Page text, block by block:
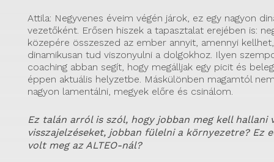
Attila: Negyvenes éveim végén járok, ez egy nagyon
vezetőként. Erősen hiszek a tapasztalat erejében is:
közepére összeszed az ember annyit, amennyi
dinamikusan tud viszonyulni a dolgokhoz. Ilyen
coaching abban segít, hogy megálljak egy picit és
éppen aktuális helyzetbe. Máskülönben magamtól
nagyon lamentálni, megyek előre és csinálom.
Ez talán arról is szól, hogy jobban meg kell hallani
visszajelzéseket, jobban fülelni a környezetre? Ez
volt meg az ALTEO-nál?